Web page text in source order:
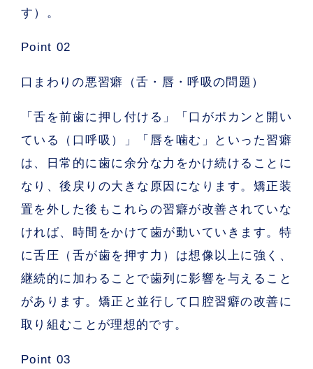
す）。
Point 02
口まわりの悪習癖（舌・唇・呼吸の問題）
「舌を前歯に押し付ける」「口がポカンと開い
ている（口呼吸）」「唇を噛む」といった習癖
は、
日常的に歯に余分な力をかけ続けることに
なり、後戻りの大きな原因 になります。矯正装
置を外した後もこれらの習癖が改善されていな
ければ、時間をかけて歯が動いていきます。特
に舌圧（舌が歯を押す力）は想像以上に強く、
継続的に加わることで歯列に影響を与えること
があります。矯正と並行して口腔習癖の改善に
取り組むことが理想的です。
Point 03